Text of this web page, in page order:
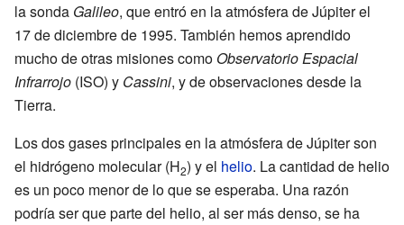
la sonda Galileo, que entró en la atmósfera de Júpiter el
17 de diciembre de 1995. También hemos aprendido
mucho de otras misiones como Observatorio Espacial
Infrarrojo (ISO) y Cassini, y de observaciones desde la
Tierra.
Los dos gases principales en la atmósfera de Júpiter son
el hidrógeno molecular (H2) y el helio. La cantidad de helio
es un poco menor de lo que se esperaba. Una razón
podría ser que parte del helio, al ser más denso, se ha